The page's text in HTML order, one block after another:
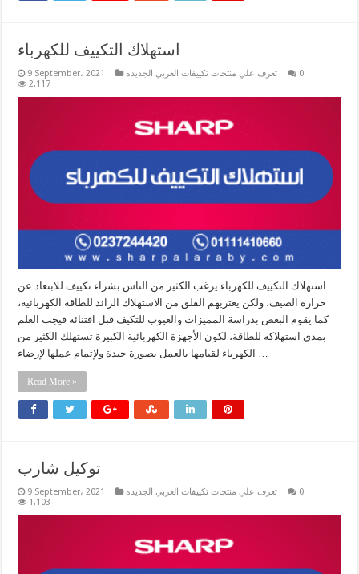
استهلاك التكييف للكهرباء
9 September، 2021 تعرف علي منتجات تكييفات العربي الجديده
0
2,117
استهلاك التكييف للكهرباء يرغب الكثير من الناس بشراء تكييف للابتعاد عن
حرارة الصيف، ولكن يعتريهم القلق من الاستهلاك الزائد للطاقة الكهربائية،
كما يقوم البعض بدراسة المميزات والعيوب للتكيف قبل اقتنائه فيجب العلم
بمدى استهلاكه للطاقة، لكون الأجهزة الكهربائية الكبيرة تستهلك الكثير من
Read More »
توكيل شارب
9 September، 2021 تعرف علي منتجات تكييفات العربي الجديده
0
1,103